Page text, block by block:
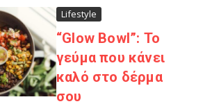
Lifestyle
“Glow Bowl”: Το
γεύμα που κάνει
καλό στο δέρμα
σου